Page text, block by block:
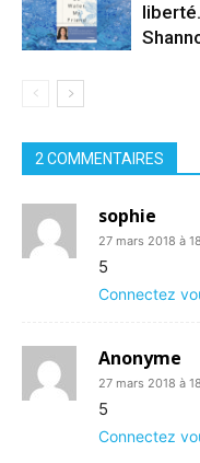
2 COMMENTAIRES
sophie
27 mars 2018 à
5
Connectez
Anonyme
27 mars 2018 à
5
Connectez